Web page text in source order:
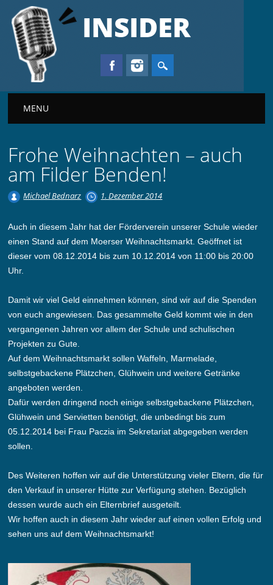
INSIDER
Main menu
MENU
Frohe Weihnachten – auch
am Filder Benden!
Michael Bednarz 1. Dezember 2014
Auch in diesem Jahr hat der Förderverein unserer Schule wieder
einen Stand auf dem Moerser Weihnachtsmarkt. Geöffnet ist
dieser vom 08.12.2014 bis zum 10.12.2014 von 11:00 bis 20:00
Uhr.
Damit wir viel Geld einnehmen können, sind wir auf die Spenden
von euch angewiesen. Das gesammelte Geld kommt wie in den
vergangenen Jahren vor allem der Schule und schulischen
Projekten zu Gute.
Auf dem Weihnachtsmarkt sollen Waffeln, Marmelade,
selbstgebackene Plätzchen, Glühwein und weitere Getränke
angeboten werden.
Dafür werden dringend noch einige selbstgebackene Plätzchen,
Glühwein und Servietten benötigt, die unbedingt bis zum
05.12.2014 bei Frau Paczia im Sekretariat abgegeben werden
sollen.
Des Weiteren hoffen wir auf die Unterstützung vieler Eltern, die für
den Verkauf in unserer Hütte zur Verfügung stehen. Bezüglich
dessen wurde auch ein Elternbrief ausgeteilt.
Wir hoffen auch in diesem Jahr wieder auf einen vollen Erfolg und
sehen uns auf dem Weihnachtsmarkt!